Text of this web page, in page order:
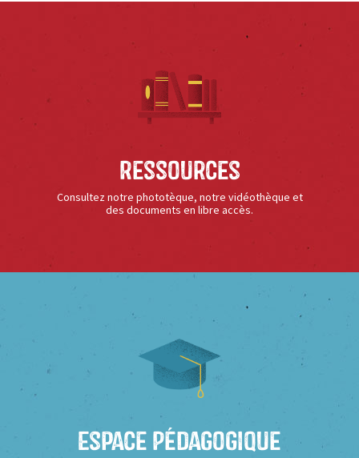
Ressources
Consultez notre phototèque, notre vidéothèque et
des documents en libre accès.
Espace Pédagogique